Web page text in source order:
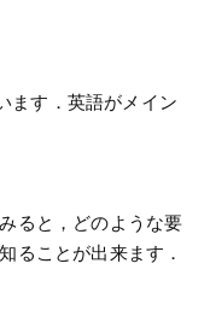
ます．英語がメイン
ると，どのような要
ることが出来ます．